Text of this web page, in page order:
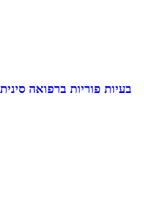
בעיות פוריות ברפואה